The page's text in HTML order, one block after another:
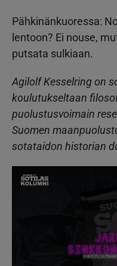
Pähkinänkuoressa:
lentoon? Ei nouse,
putsata sulkiaan.
Agilolf Kesselring on
koulutukseltaan
puolustusvoimain
Suomen
sotataidon historian
Kuva